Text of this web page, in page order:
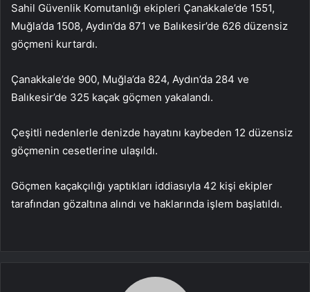
Sahil Güvenlik Komutanlığı ekipleri Çanakkale’de 1551,
Muğla’da 1508, Aydın’da 871 ve Balıkesir’de 626 düzensiz
göçmeni kurtardı.
Çanakkale’de 900, Muğla’da 824, Aydın’da 284 ve
Balıkesir’de 325 kaçak göçmen yakalandı.
Çeşitli nedenlerle denizde hayatını kaybeden 12 düzensiz
göçmenin cesetlerine ulaşıldı.
Göçmen kaçakçılığı yaptıkları iddiasıyla 42 kişi ekipler
tarafından gözaltına alındı ​​ve haklarında işlem başlatıldı.